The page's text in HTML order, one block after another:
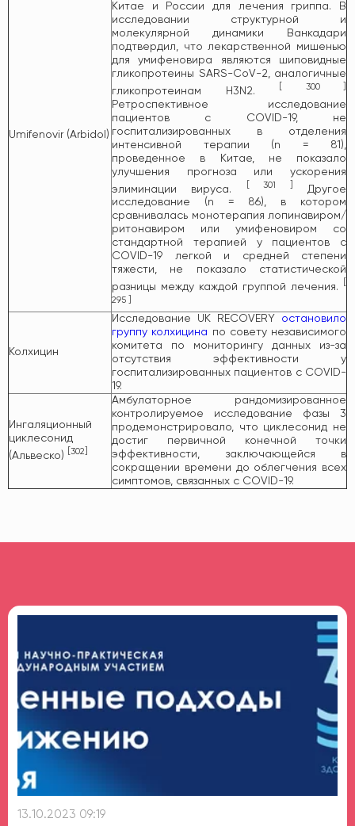
Umifenovir (Arbidol)
Китае и России для лечения гриппа. В
исследовании структурной и
молекулярной динамики Ванкадари
подтвердил, что лекарственной мишенью
для умифеновира являются шиповидные
гликопротеины SARS-CoV-2, аналогичные
гликопротеинам H3N2.
300]
Ретроспективное исследование
пациентов с COVID-19, не
госпитализированных в отделения
интенсивной терапии (n = 81),
проведенное в Китае, не показало
улучшения прогноза или ускорения
элиминации вируса.
[301
Другое
исследование (n = 86), в котором
сравнивалась монотерапия лопинавиром/
ритонавиром или умифеновиром со
стандартной терапией у пациентов с
COVID-19 легкой и средней степени
тяжести, не показало статистической
разницы между каждой группой лечения.
[
295
Колхицин
Исследование UK RECOVERY остановило
группу колхицина по совету независимого
комитета по мониторингу данных из-за
отсутствия эффективности у
госпитализированных пациентов с COVID-
19.
Ингаляционный
циклесонид
(Альвеско)
302
Амбулаторное рандомизированное
контролируемое исследование фазы 3
продемонстрировало, что циклесонид не
достиг первичной конечной точки
эффективности, заключающейся в
сокращении времени до облегчения всех
симптомов, связанных с COVID-19.
13.10.2023 09:19